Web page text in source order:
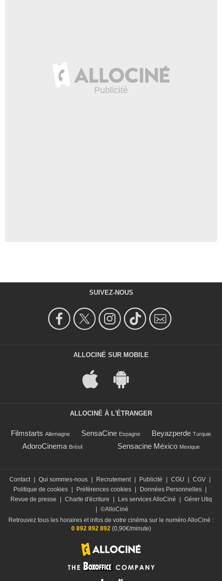
SUIVEZ-NOUS
ALLOCINÉ SUR MOBILE
ALLOCINÉ À L'ÉTRANGER
Filmstarts Allemagne SensaCine Espagne Beyazperde Turquie
AdoroCinema Brésil Sensacine México Mexique
Contact Qui sommes-nous Recrutement Publicité CGU CGV
Politique de cookies
Préférences cookies Données Personnelles
Revue de presse
Charte d'écriture Les services AlloCiné
Gérer Utiq
©AlloCiné
Retrouvez tous les horaires et infos de votre cinéma sur le numéro AlloCiné :
0 892 892 892(0,90€/minute)